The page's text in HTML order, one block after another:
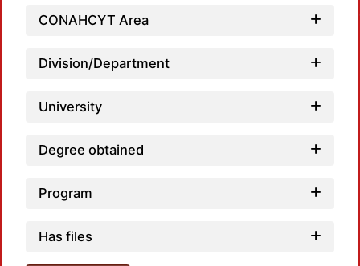
CONAHCYT Area
Division/Department
University
Degree obtained
Program
Has files